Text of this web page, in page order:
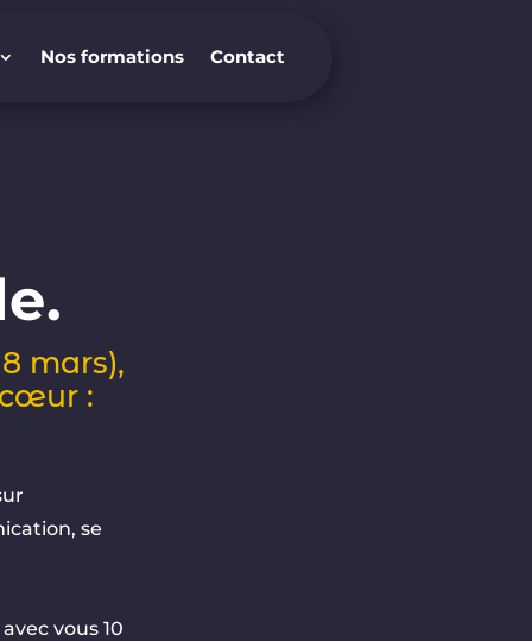
Nos formations Contact
Nos formations Contact
mars),
:
se
vous 10